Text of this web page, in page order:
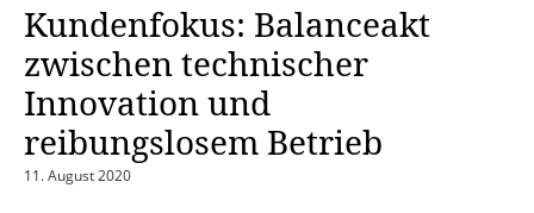
Kundenfokus: Balanceakt
zwischen technischer
Innovation und
reibungslosem Betrieb
11. August 2020